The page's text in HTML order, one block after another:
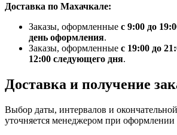
Доставка по Махачкале:
Заказы, оформленные с 9:00 до
день оформления.
Заказы, оформленные с 19:00 до
12:00 следующего дня.
Доставка и получение
Выбор даты, интервалов и
уточняется менеджером при оформлении